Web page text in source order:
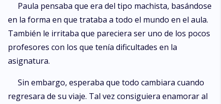
Paula pensaba que era del tipo machista, basándose
en la forma en que trataba a todo el mundo en el aula.
También le irritaba que pareciera ser uno de los pocos
profesores con los que tenía dificultades en la
asignatura.
Sin embargo, esperaba que todo cambiara cuando
regresara de su viaje. Tal vez consiguiera enamorar al